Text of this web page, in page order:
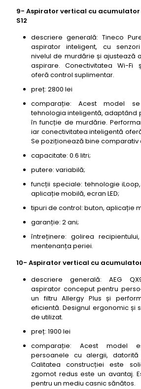
9- Aspirator vertical cu acumulator
S12
descriere generală: Tineco
aspirator inteligent, cu
nivelul de murdărie și ajustează
aspirare. Conectivitatea Wi-Fi
oferă control suplimentar.
preț: 2800 lei
comparație: Acest model
tehnologia inteligentă, adaptând
în funcție de murdărie.
iar conectivitatea inteligentă
Se poziționează bine comparativ
capacitate: 0.6 litri;
putere: variabilă;
funcții speciale: tehnologie
aplicație mobilă, ecran LED;
tipuri de control: buton, aplicație
garanție: 2 ani;
întreținere: golirea
mentenanța periei.
10- Aspirator vertical cu acumulator
descriere generală: AEG
aspirator conceput pentru
un filtru Allergy Plus și
eficientă. Designul ergonomic și
de utilizat.
preț: 1900 lei
comparație: Acest model
persoanele cu alergii, datorită
Calitatea construcției este
zgomot redus este un avantaj.
pentru un mediu casnic sănătos.